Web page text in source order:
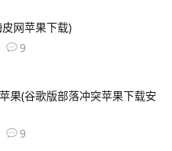
网苹果下载)
9
果(谷歌版部落冲突苹果下载安
9